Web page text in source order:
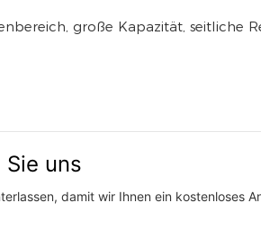
uns
damit wir Ihnen ein kostenloses